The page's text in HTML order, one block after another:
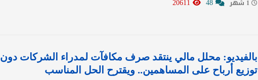
بالفيديو: محلل مالي ينتقد صرف مكافآت لمدراء الشركات دون
توزيع أرباح على المساهمين.. ويقترح الحل المناسب